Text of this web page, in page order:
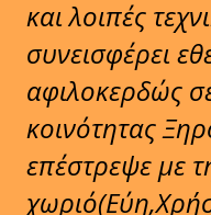
και λοιπές
συνεισφέρει
αφιλοκερδώς
κοινότητας
επέστρεψε με